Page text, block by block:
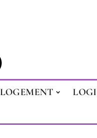
LOGEMENT